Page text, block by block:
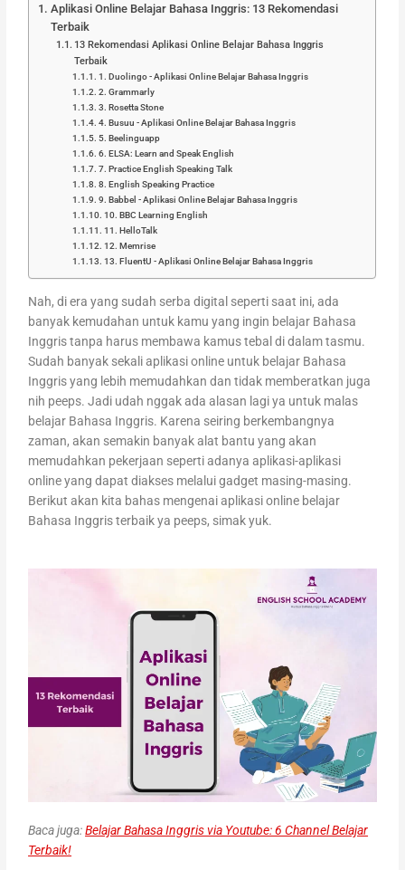
Aplikasi Online Belajar Bahasa Inggris: 13 Rekomendasi
Terbaik
13 Rekomendasi Aplikasi Online Belajar Bahasa Inggris
Terbaik
1. Duolingo - Aplikasi Online Belajar Bahasa Inggris
2. Grammarly
3. Rosetta Stone
4. Busuu - Aplikasi Online Belajar Bahasa Inggris
5. Beelinguapp
6. ELSA: Learn and Speak English
7. Practice English Speaking Talk
8. English Speaking Practice
9. Babbel - Aplikasi Online Belajar Bahasa Inggris
10. BBC Learning English
11. HelloTalk
12. Memrise
13. FluentU - Aplikasi Online Belajar Bahasa Inggris
Nah, di era yang sudah serba digital seperti saat ini, ada
banyak kemudahan untuk kamu yang ingin belajar Bahasa
Inggris tanpa harus membawa kamus tebal di dalam tasmu.
Sudah banyak sekali aplikasi online untuk belajar Bahasa
Inggris yang lebih memudahkan dan tidak memberatkan juga
nih peeps. Jadi udah nggak ada alasan lagi ya untuk malas
belajar Bahasa Inggris. Karena seiring berkembangnya
zaman, akan semakin banyak alat bantu yang akan
memudahkan pekerjaan seperti adanya aplikasi-aplikasi
online yang dapat diakses melalui gadget masing-masing.
Berikut akan kita bahas mengenai aplikasi online belajar
Bahasa Inggris terbaik ya peeps, simak yuk.
Baca juga:Belajar Bahasa Inggris via Youtube: 6 Channel Belajar
Terbaik!